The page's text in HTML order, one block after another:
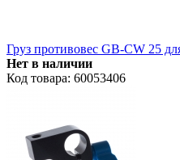
Груз противовес GB-CW 25
Нет в наличии
Код товара: 60053406